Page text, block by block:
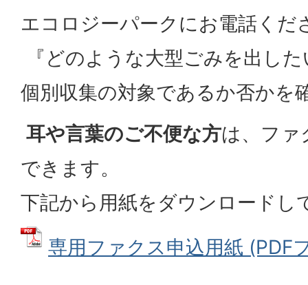
エコロジーパークにお電話くだ
『どのような大型ごみを出し
個別収集の対象であるか否かを
耳や言葉のご不便な方は、ファ
できます。
下記から用紙をダウンロードし
専用ファクス申込用紙 (PDF